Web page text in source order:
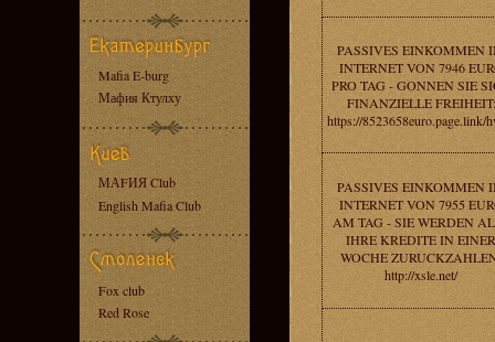
Mafia E-burg
Мафия Ктулху
МАFИЯ Club
English Mafia Club
Fox club
Red Rose
PASSIVES EINKOMMEN
INTERNET VON 7946
PRO TAG - GONNEN SIE
FINANZIELLE FREIHEIT:
https://8523658euro.page.link/
PASSIVES EINKOMMEN
INTERNET VON 7955
AM TAG - SIE WERDEN
IHRE KREDITE IN EINER
WOCHE
http://xsle.net/